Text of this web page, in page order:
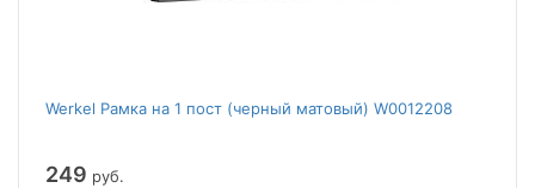
Werkel Рамка на 1 пост (черный матовый) W0012208
249 руб.